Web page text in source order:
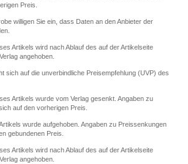
Preis.
willigen Sie ein, dass Daten an den Anbieter der
Artikels wird nach Ablauf des auf der Artikelseite
angehoben.
sich auf die unverbindliche Preisempfehlung (UVP) des
Artikels wurde vom Verlag gesenkt. Angaben zu
auf den vorherigen Preis.
wurde aufgehoben. Angaben zu Preissenkungen
gebundenen Preis.
Artikels wird nach Ablauf des auf der Artikelseite
angehoben.